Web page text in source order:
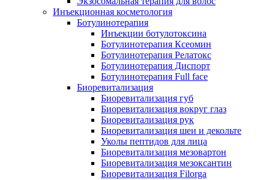
Инъекционная косметология
Ботулинотерапия
Инъекции ботулотоксина
Ботулинотерапия Ксеомин
Ботулинотерапия Релатокс
Ботулинотерапия Диспорт
Ботулинотерапия Full face
Биоревитализация
Биоревитализация губ
Биоревитализация вокруг глаз
Биоревитализация рук
Биоревитализация шеи и декольте
Уколы пептидов для лица
Биоревитализация мезовартон
Биоревитализация мезоксантин
Биоревитализация Filorga